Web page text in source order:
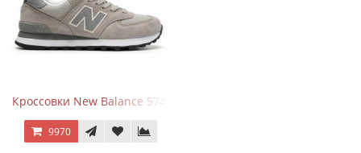
Кроссовки New Balance 574 Silver Summer Fog
9970